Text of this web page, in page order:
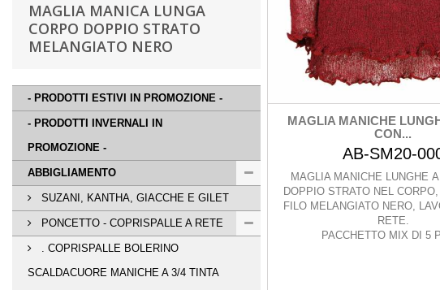
MAGLIA MANICA LUNGA
CORPO DOPPIO STRATO
MELANGIATO NERO
- PRODOTTI ESTIVI IN PROMOZIONE -
- PRODOTTI INVERNALI IN
PROMOZIONE -
ABBIGLIAMENTO
SUZANI, KANTHA, GIACCHE E GILET
PONCETTO - COPRISPALLE A RETE
. COPRISPALLE BOLERINO
SCALDACUORE MANICHE A 3/4 TINTA
MAGLIA MANICHE
CON...
AB-SM20-
MAGLIA MANICHE LUNGHE
DOPPIO STRATO NEL
FILO MELANGIATO NERO,
RETE.
PACCHETTO MIX DI 5